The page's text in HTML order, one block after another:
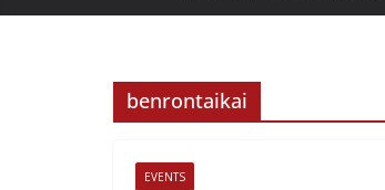
benrontaikai
EVENTS